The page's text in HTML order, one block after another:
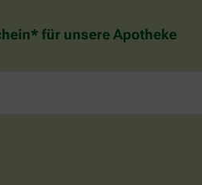
für unsere Apotheke